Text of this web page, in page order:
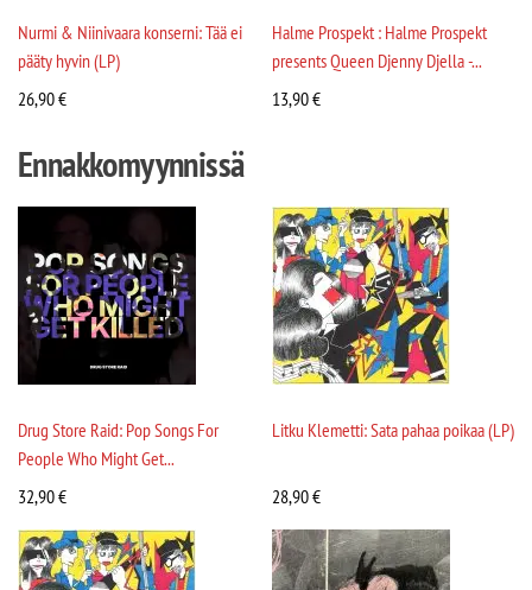
Nurmi & Niinivaara konserni: Tää ei
pääty hyvin (LP)
26,90€
Halme Prospekt : Halme Prospekt
presents Queen Djenny Djella -...
13,90€
Ennakkomyynnissä
Drug Store Raid: Pop Songs For
People Who Might Get...
32,90€
Litku Klemetti: Sata pahaa poikaa (LP)
28,90€